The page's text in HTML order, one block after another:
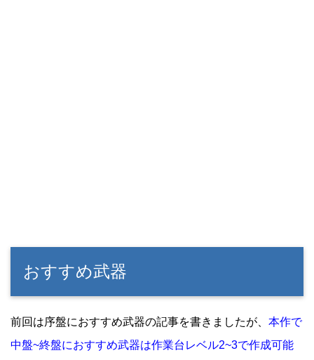
おすすめ武器
前回は序盤におすすめ武器の記事を書きましたが、 本作で
中盤~終盤におすすめ武器は作業台レベル2~3で作成可能